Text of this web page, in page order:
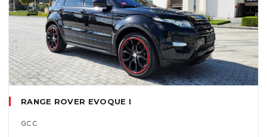
RANGE ROVER EVOQUE I
GCC